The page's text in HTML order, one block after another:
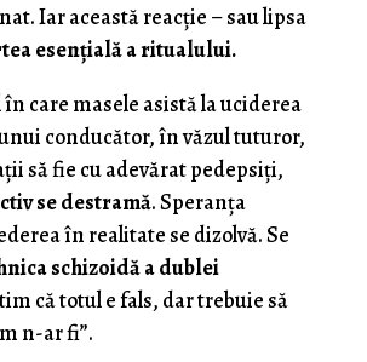
Iar această reacție – sau lipsa
esențială a ritualului.
care masele asistă la uciderea
conducător, în văzul tuturor,
să fie cu adevărat pedepsiți,
se destramă. Speranța
în realitate se dizolvă. Se
schizoidă a dublei
că totul e fals, dar trebuie să
n-ar fi”.